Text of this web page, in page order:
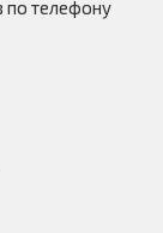
телефону